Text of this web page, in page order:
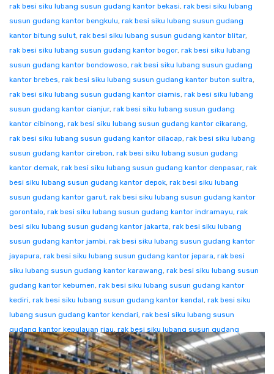
rak besi siku lubang susun gudang kantor bekasi, rak besi siku lubang
susun gudang kantor bengkulu, rak besi siku lubang susun gudang
kantor bitung sulut, rak besi siku lubang susun gudang kantor blitar,
rak besi siku lubang susun gudang kantor bogor, rak besi siku lubang
susun gudang kantor bondowoso, rak besi siku lubang susun gudang
kantor brebes, rak besi siku lubang susun gudang kantor buton sultra,
rak besi siku lubang susun gudang kantor ciamis, rak besi siku lubang
susun gudang kantor cianjur, rak besi siku lubang susun gudang
kantor cibinong, rak besi siku lubang susun gudang kantor cikarang,
rak besi siku lubang susun gudang kantor cilacap, rak besi siku lubang
susun gudang kantor cirebon, rak besi siku lubang susun gudang
kantor demak, rak besi siku lubang susun gudang kantor denpasar, rak
besi siku lubang susun gudang kantor depok, rak besi siku lubang
susun gudang kantor garut, rak besi siku lubang susun gudang kantor
gorontalo, rak besi siku lubang susun gudang kantor indramayu, rak
besi siku lubang susun gudang kantor jakarta, rak besi siku lubang
susun gudang kantor jambi, rak besi siku lubang susun gudang kantor
jayapura, rak besi siku lubang susun gudang kantor jepara, rak besi
siku lubang susun gudang kantor karawang, rak besi siku lubang susun
gudang kantor kebumen, rak besi siku lubang susun gudang kantor
kediri, rak besi siku lubang susun gudang kantor kendal, rak besi siku
lubang susun gudang kantor kendari, rak besi siku lubang susun
gudang kantor kepulauan riau, rak besi siku lubang susun gudang
kantor klaten,rak besi siku lubang susun gudang kantor kolaka,rak
besi siku lubang susun gudang kantor konawe,rak besi siku lubang